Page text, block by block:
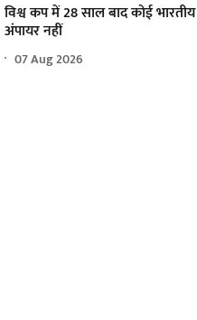
विश्व कप में 28 साल बाद कोई भारतीय
अंपायर नहीं
07 Aug 2026